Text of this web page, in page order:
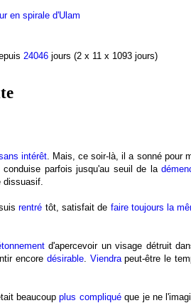
en spirale d'Ulam
24046jours (2 x 11 x 1093 jours)
intérêt. Mais, ce soir-là, il a sonné pour
parfois jusqu'au seuil de la
dissuasif.
rentré tôt, satisfait de faire toujours la
d'apercevoir un visage détruit
encore désirable. Viendrapeut-être le
beaucoupplus compliquéque je ne